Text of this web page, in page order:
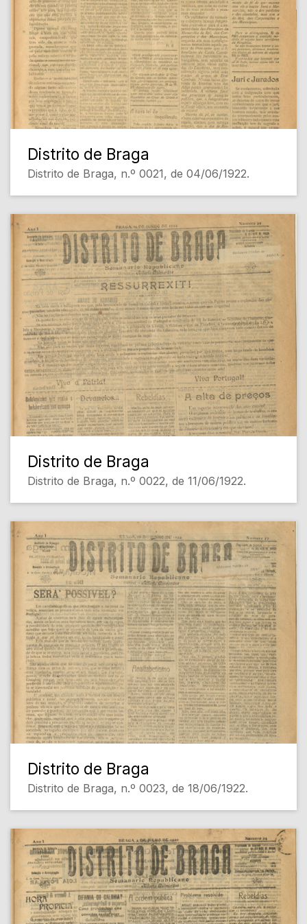
Distrito de Braga
Distrito de Braga, n.º 0021, de 04/06/1922.
Distrito de Braga
Distrito de Braga, n.º 0022, de 11/06/1922.
Distrito de Braga
Distrito de Braga, n.º 0023, de 18/06/1922.